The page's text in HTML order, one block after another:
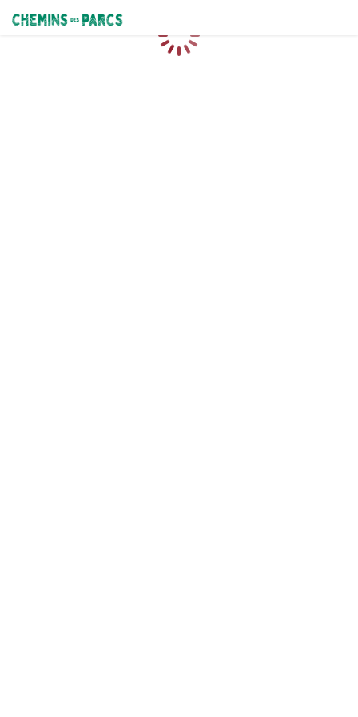
Chemins des Parcs
Caricamento